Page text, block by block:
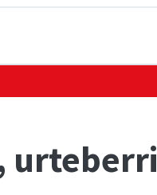
urteberri